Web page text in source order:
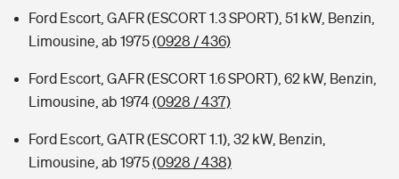
Ford Escort, GAFR (ESCORT 1.3 SPORT), 51 kW, Benzin,
Limousine, ab 1975(0928 / 436)
Ford Escort, GAFR (ESCORT 1.6 SPORT), 62 kW, Benzin,
Limousine, ab 1974(0928 / 437)
Ford Escort, GATR (ESCORT 1.1), 32 kW, Benzin,
Limousine, ab 1975(0928 / 438)